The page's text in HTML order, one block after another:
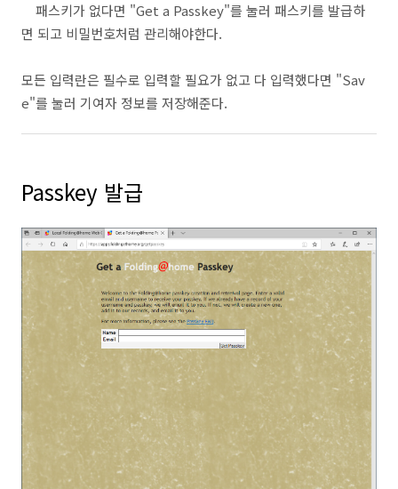
패스키가 없다면 "Get a Passkey"를 눌러 패스키를 발급하
면 되고 비밀번호처럼 관리해야한다.
모든 입력란은 필수로 입력할 필요가 없고 다 입력했다면 "Sav
e"를 눌러 기여자 정보를 저장해준다.
Passkey 발급